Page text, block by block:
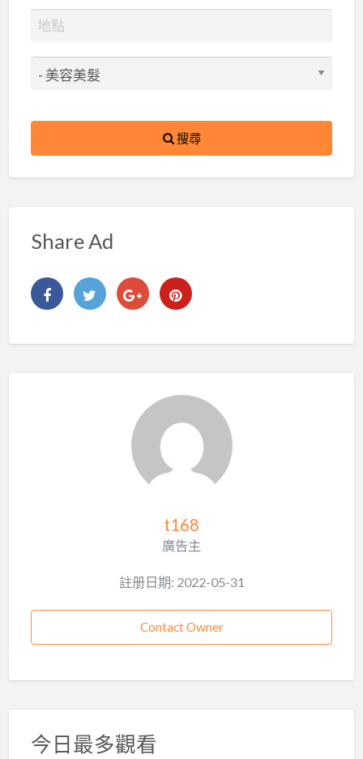
搜尋
Share Ad
t168
廣告主
註册日期: 2022-05-31
Contact Owner
今日最多觀看